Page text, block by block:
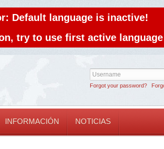
Default language is inactive!
try to use first active language
Forgot your password?
INFORMACIÓN NOTICIAS